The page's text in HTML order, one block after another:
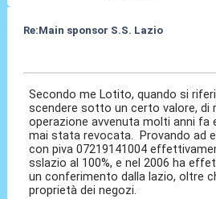
Re:Main sponsor S.S. Lazio
Secondo me Lotito, quando si
scendere sotto un certo valore, di
operazione avvenuta molti anni fa
mai stata revocata. Provando ad
con piva 07219141004
sslazio al 100%, e nel 2006 ha
un conferimento dalla lazio, oltre
proprietà dei negozi.